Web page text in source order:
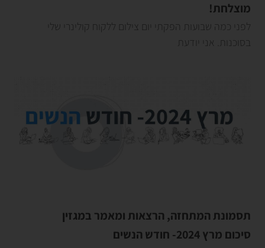
מוצלחת!
לפני כמה שבועות הפקתי יום צילום ללקוח קולינרי שלי
בסוכנות. אני יודעת
תסמונת המתחזה, הרצאות ומאמר במגזין
סיכום מרץ 2024- חודש הנשים